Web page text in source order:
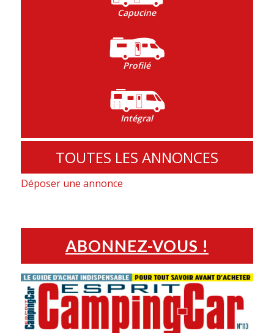
Capucine
Profilé
Intégral
TOUTES LES ANNONCES
Déposer une annonce
ABONNEZ-VOUS !